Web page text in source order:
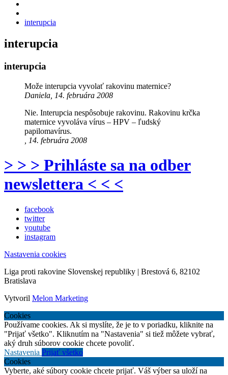
interupcia
interupcia
interupcia
Može interupcia vyvolať rakovinu maternice?
Daniela, 14. februára 2008
Nie. Interupcia nespôsobuje rakovinu. Rakovinu krčka
maternice vyvoláva vírus – HPV – ľudský
papilomavírus.
, 14. februára 2008
> > > Prihláste sa na odber
newslettera < < <
facebook
twitter
youtube
instagram
Nastavenia cookies
Liga proti rakovine Slovenskej republiky | Brestová 6, 82102
Bratislava
Vytvoril Melon Marketing
Cookies
Používame cookies. Ak si myslíte, že je to v poriadku, kliknite na
"Prijať všetko". Kliknutím na "Nastavenia" si tiež môžete vybrať,
aký druh súborov cookie chcete povoliť.
Nastavenia Prijať všetko
Cookies
Vyberte, aké súbory cookie chcete prijať. Váš výber sa uloží na